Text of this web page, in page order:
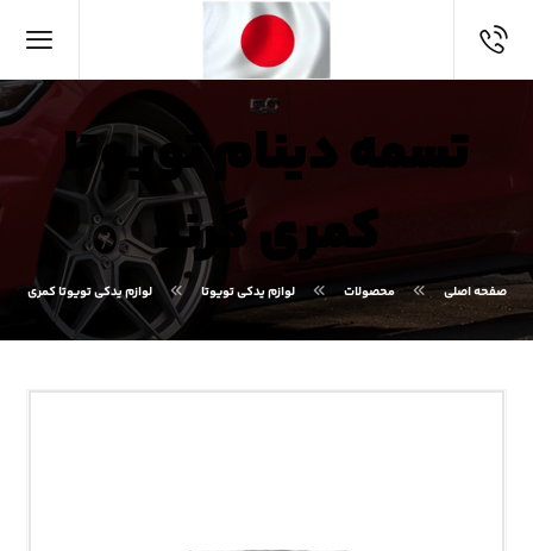
تسمه دینام تویوتا
کمری گرند
صفحه اصلی محصولات لوازم یدکی تویوتا لوازم یدکی تویوتا کمری